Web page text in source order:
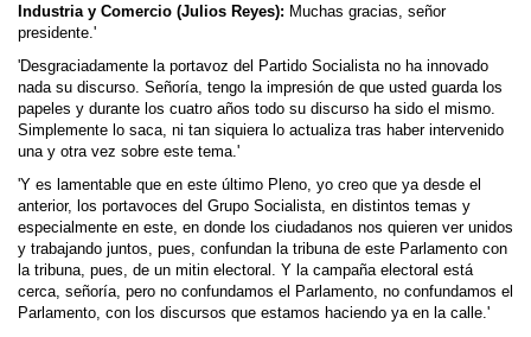
Industria y Comercio (Julios Reyes): Muchas gracias, señor
presidente.'
'Desgraciadamente la portavoz del Partido Socialista no ha innovado
nada su discurso. Señoría, tengo la impresión de que usted guarda los
papeles y durante los cuatro años todo su discurso ha sido el mismo.
Simplemente lo saca, ni tan siquiera lo actualiza tras haber intervenido
una y otra vez sobre este tema.'
'Y es lamentable que en este último Pleno, yo creo que ya desde el
anterior, los portavoces del Grupo Socialista, en distintos temas y
especialmente en este, en donde los ciudadanos nos quieren ver unidos
y trabajando juntos, pues, confundan la tribuna de este Parlamento con
la tribuna, pues, de un mitin electoral. Y la campaña electoral está
cerca, señoría, pero no confundamos el Parlamento, no confundamos el
Parlamento, con los discursos que estamos haciendo ya en la calle.'